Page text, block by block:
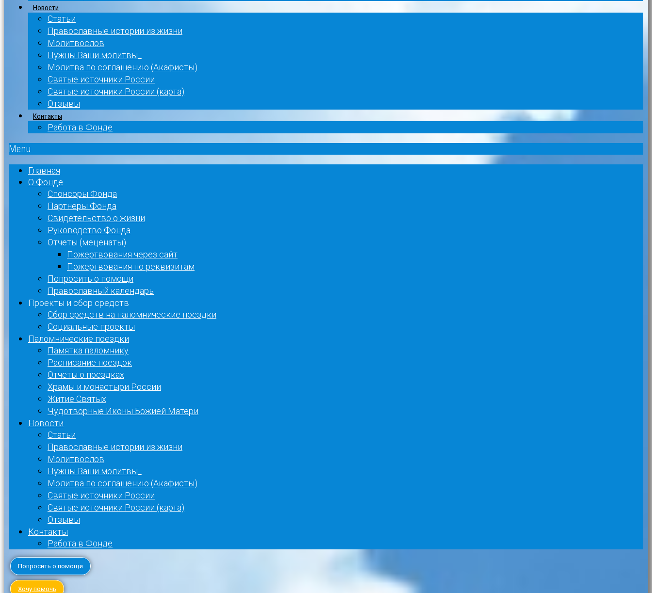
Новости
Статьи
Православные истории из жизни
Молитвослов
Нужны Ваши молитвы_
Молитва по соглашению (Акафисты)
Святые источники России
Святые источники России (карта)
Отзывы
Контакты
Работа в Фонде
Menu
Главная
О Фонде
Спонсоры Фонда
Партнеры Фонда
Свидетельство о жизни
Руководство Фонда
Отчеты (меценаты)
Пожертвования через сайт
Пожертвования по реквизитам
Попросить о помощи
Православный календарь
Проекты и сбор средств
Сбор средств на паломнические поездки
Социальные проекты
Паломнические поездки
Памятка паломнику
Расписание поездок
Отчеты о поездках
Храмы и монастыри России
Житие Святых
Чудотворные Иконы Божией Матери
Новости
Статьи
Православные истории из жизни
Молитвослов
Нужны Ваши молитвы_
Молитва по соглашению (Акафисты)
Святые источники России
Святые источники России (карта)
Отзывы
Контакты
Работа в Фонде
Попросить о помощи
Хочу помочь